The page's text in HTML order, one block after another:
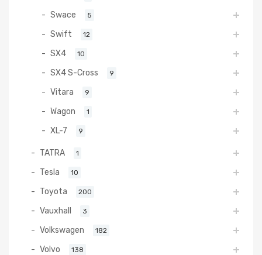
Swace 5
Swift 12
SX4 10
SX4 S-Cross 9
Vitara 9
Wagon 1
XL-7 9
TATRA 1
Tesla 10
Toyota 200
Vauxhall 3
Volkswagen 182
Volvo 138